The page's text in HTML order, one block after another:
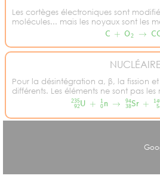
Les cortèges électroniques sont
molécules... mais les noyaux sont les
C O2 CO2
NUCLÉAIRE
Pour la désintégration α, β, la fission
différents. Les éléments ne sont pas
92235 U n →